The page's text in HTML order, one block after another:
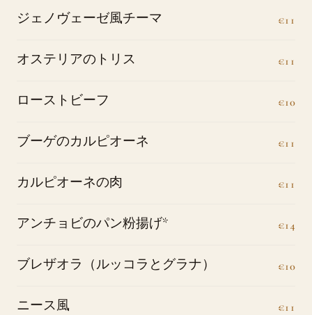
ジェノヴェーゼ風チーマ €11
オステリアのトリス €11
ローストビーフ €10
ブーゲのカルピオーネ €11
カルピオーネの肉 €11
アンチョビのパン粉揚げ* €14
ブレザオラ（ルッコラとグラナ） €10
ニース風 €11